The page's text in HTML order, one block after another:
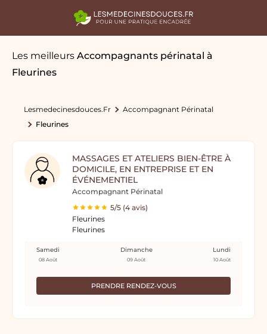
Les meilleurs Accompagnants périnatal à
Fleurines
Lesmedecinesdouces.fr
Accompagnant Périnatal
Fleurines
MASSAGES ET ATELIERS BIEN-ÊTRE À
DOMICILE, EN ENTREPRISE ET EN
ÉVÉNEMENTIEL
Accompagnant Périnatal
5/5 (4 avis)
Fleurines
Fleurines
PRENDRE RENDEZ-VOUS
Samedi
08 Août
Dimanche
09 Août
Lundi
10 Août